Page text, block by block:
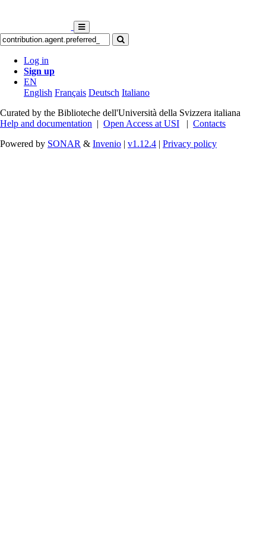
Log in
Sign up
EN
English Français Deutsch Italiano
Curated by the Biblioteche dell'Università della Svizzera italiana
Help and documentation | Open Access at USI | Contacts
Powered by SONAR & Invenio | v1.12.4 | Privacy policy